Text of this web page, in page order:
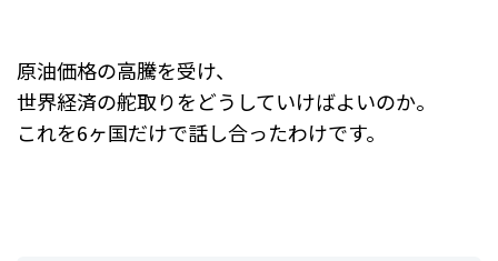
原油価格の高騰を受け、
世界経済の舵取りをどうしていけばよいのか。
これを6ヶ国だけで話し合ったわけです。